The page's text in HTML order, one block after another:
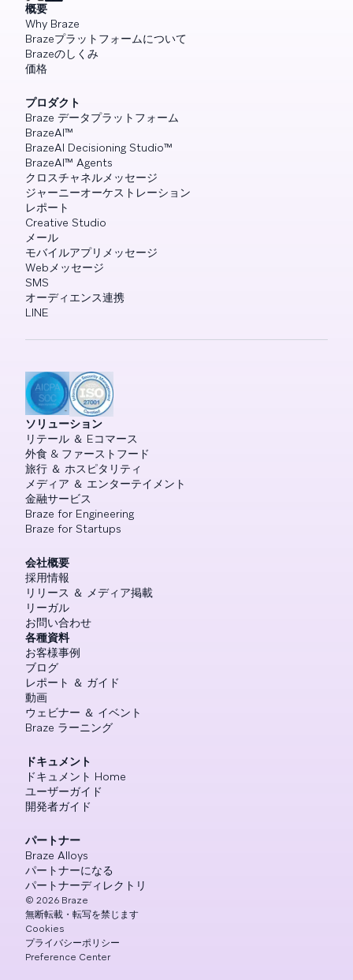
概要
Why Braze
Brazeプラットフォームについて
Brazeのしくみ
価格
プロダクト
Braze データプラットフォーム
BrazeAI™
BrazeAI Decisioning Studio™
BrazeAI™ Agents
クロスチャネルメッセージ
ジャーニーオーケストレーション
レポート
Creative Studio
メール
モバイルアプリメッセージ
Webメッセージ
SMS
オーディエンス連携
LINE
ソリューション
リテール ＆ Eコマース
外食 & ファーストフード
旅行 ＆ ホスピタリティ
メディア ＆ エンターテイメント
金融サービス
Braze for Engineering
Braze for Startups
会社概要
採用情報
リリース ＆ メディア掲載
リーガル
お問い合わせ
各種資料
お客様事例
ブログ
レポート ＆ ガイド
動画
ウェビナー ＆ イベント
Braze ラーニング
ドキュメント
ドキュメント Home
ユーザーガイド
開発者ガイド
パートナー
Braze Alloys
パートナーになる
パートナーディレクトリ
© 2026 Braze
無断転載・転写を禁じます
Cookies
プライバシーポリシー
Preference Center